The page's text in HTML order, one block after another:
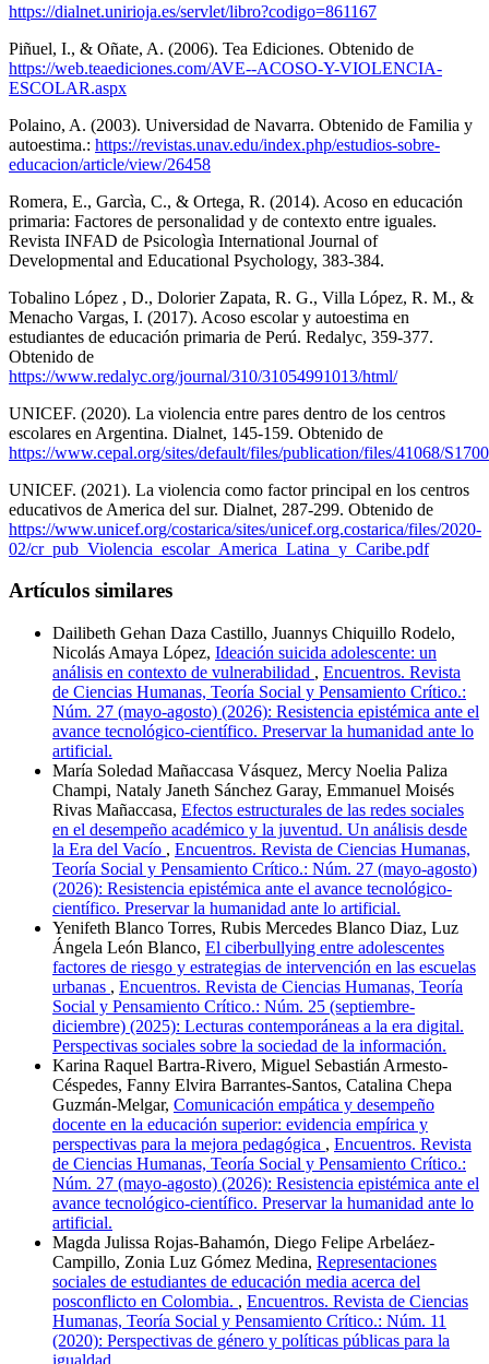
https://dialnet.unirioja.es/servlet/libro?codigo=861167
Piñuel, I., & Oñate, A. (2006). Tea Ediciones. Obtenido de
https://web.teaediciones.com/AVE--ACOSO-Y-VIOLENCIA-
ESCOLAR.aspx
Polaino, A. (2003). Universidad de Navarra. Obtenido de Familia y
autoestima.: https://revistas.unav.edu/index.php/estudios-sobre-
educacion/article/view/26458
Romera, E., Garcìa, C., & Ortega, R. (2014). Acoso en educación
primaria: Factores de personalidad y de contexto entre iguales.
Revista INFAD de Psicologìa International Journal of
Developmental and Educational Psychology, 383-384.
Tobalino López , D., Dolorier Zapata, R. G., Villa López, R. M., &
Menacho Vargas, I. (2017). Acoso escolar y autoestima en
estudiantes de educación primaria de Perú. Redalyc, 359-377.
Obtenido de
https://www.redalyc.org/journal/310/31054991013/html/
UNICEF. (2020). La violencia entre pares dentro de los centros
escolares en Argentina. Dialnet, 145-159. Obtenido de
https://www.cepal.org/sites/default/files/publication/files/41068/
UNICEF. (2021). La violencia como factor principal en los centros
educativos de America del sur. Dialnet, 287-299. Obtenido de
https://www.unicef.org/costarica/sites/unicef.org.costarica/files/2020-
02/cr_pub_Violencia_escolar_America_Latina_y_Caribe.pdf
Artículos similares
Dailibeth Gehan Daza Castillo, Juannys Chiquillo Rodelo,
Nicolás Amaya López, Ideación suicida adolescente: un
análisis en contexto de vulnerabilidad , Encuentros. Revista
de Ciencias Humanas, Teoría Social y Pensamiento Crítico.:
Núm. 27 (mayo-agosto) (2026): Resistencia epistémica ante el
avance tecnológico-científico. Preservar la humanidad ante lo
artificial.
María Soledad Mañaccasa Vásquez, Mercy Noelia Paliza
Champi, Nataly Janeth Sánchez Garay, Emmanuel Moisés
Rivas Mañaccasa, Efectos estructurales de las redes sociales
en el desempeño académico y la juventud. Un análisis desde
la Era del Vacío , Encuentros. Revista de Ciencias Humanas,
Teoría Social y Pensamiento Crítico.: Núm. 27 (mayo-agosto)
(2026): Resistencia epistémica ante el avance tecnológico-
científico. Preservar la humanidad ante lo artificial.
Yenifeth Blanco Torres, Rubis Mercedes Blanco Diaz, Luz
Ángela León Blanco, El ciberbullying entre adolescentes
factores de riesgo y estrategias de intervención en las escuelas
urbanas , Encuentros. Revista de Ciencias Humanas, Teoría
Social y Pensamiento Crítico.: Núm. 25 (septiembre-
diciembre) (2025): Lecturas contemporáneas a la era digital.
Perspectivas sociales sobre la sociedad de la información.
Karina Raquel Bartra-Rivero, Miguel Sebastián Armesto-
Céspedes, Fanny Elvira Barrantes-Santos, Catalina Chepa
Guzmán-Melgar, Comunicación empática y desempeño
docente en la educación superior: evidencia empírica y
perspectivas para la mejora pedagógica , Encuentros. Revista
de Ciencias Humanas, Teoría Social y Pensamiento Crítico.:
Núm. 27 (mayo-agosto) (2026): Resistencia epistémica ante el
avance tecnológico-científico. Preservar la humanidad ante lo
artificial.
Magda Julissa Rojas-Bahamón, Diego Felipe Arbeláez-
Campillo, Zonia Luz Gómez Medina, Representaciones
sociales de estudiantes de educación media acerca del
posconflicto en Colombia. , Encuentros. Revista de Ciencias
Humanas, Teoría Social y Pensamiento Crítico.: Núm. 11
(2020): Perspectivas de género y políticas públicas para la
igualdad.